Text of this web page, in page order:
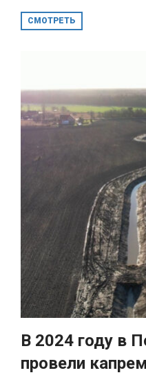
СМОТРЕТЬ
В 2024 году в
провели